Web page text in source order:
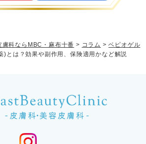
科ならMBC・麻布十番 > コラム >ベピオゲル
)とは？効果や副作用、保険適用かなど解説